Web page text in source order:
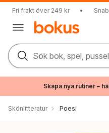
Fri frakt över 249 kr •
Sök bok, spel,
Skapa nya rutiner –
Skönlitteratur Poesi